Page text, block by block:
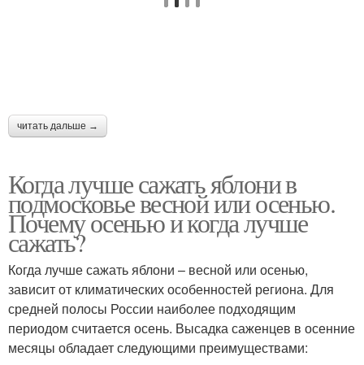
читать дальше →
Когда лучше сажать яблони в
подмосковье весной или осенью.
Почему осенью и когда лучше
сажать?
Когда лучше сажать яблони – весной или осенью,
зависит от климатических особенностей региона. Для
средней полосы России наиболее подходящим
периодом считается осень. Высадка саженцев в осенние
месяцы обладает следующими преимуществами: